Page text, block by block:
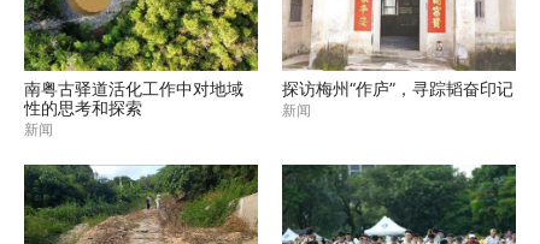
南粤古驿道活化工作中对地域
性的思考和探索
新闻
探访梅州“作庐”，寻踪韬奋印记
新闻